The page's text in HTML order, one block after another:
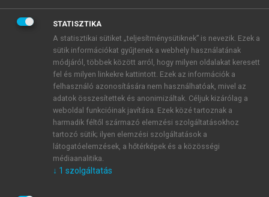
A családorvos etikai felelőssége
A családorvos és betege között kialakuló kapcsolat
hasonlít leginkább a tradicionális orvos–beteg
kapcsolatra. E viszony alakulása, fejlődése
bensőséges, intim kapcsolatot eredményez. A bizalmi
viszony adja az alapot a beteg problémáinak
feltárásához, a diagnózis felállításához és a
gyógyításhoz. Többről van szó: az orvos–beteg
kapcsolat önmagában is értéket jelent, különösen
STATISZTIKA
A statisztikai sütiket „teljesítménysütiknek” is nevezik. Ezek a
sütik információkat gyűjtenek a webhely használatának
módjáról, többek között arról, hogy milyen oldalakat keresett
fel és milyen linkekre kattintott. Ezek az információk a
felhasználó azonosítására nem használhatóak, mivel az
adatok összesítettek és anonimizáltak. Céljuk kizárólag a
weboldal funkcióinak javítása. Ezek közé tartoznak a
harmadik féltől származó elemzési szolgáltatásokhoz
tartozó sütik; ilyen elemzési szolgáltatások a
látogatóelemzések, a hőtérképek és a közösségi
médiaanalitika.
↓ 1 szolgáltatás